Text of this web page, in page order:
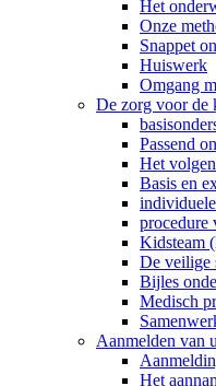
Het
Onze
Snappet
Huiswerk
Omgang
De zorg voor de
Passend
Het
Basis en
procedure
Kidsteam
De veilige
Bijles
Medisch
Aanmelden van
Het